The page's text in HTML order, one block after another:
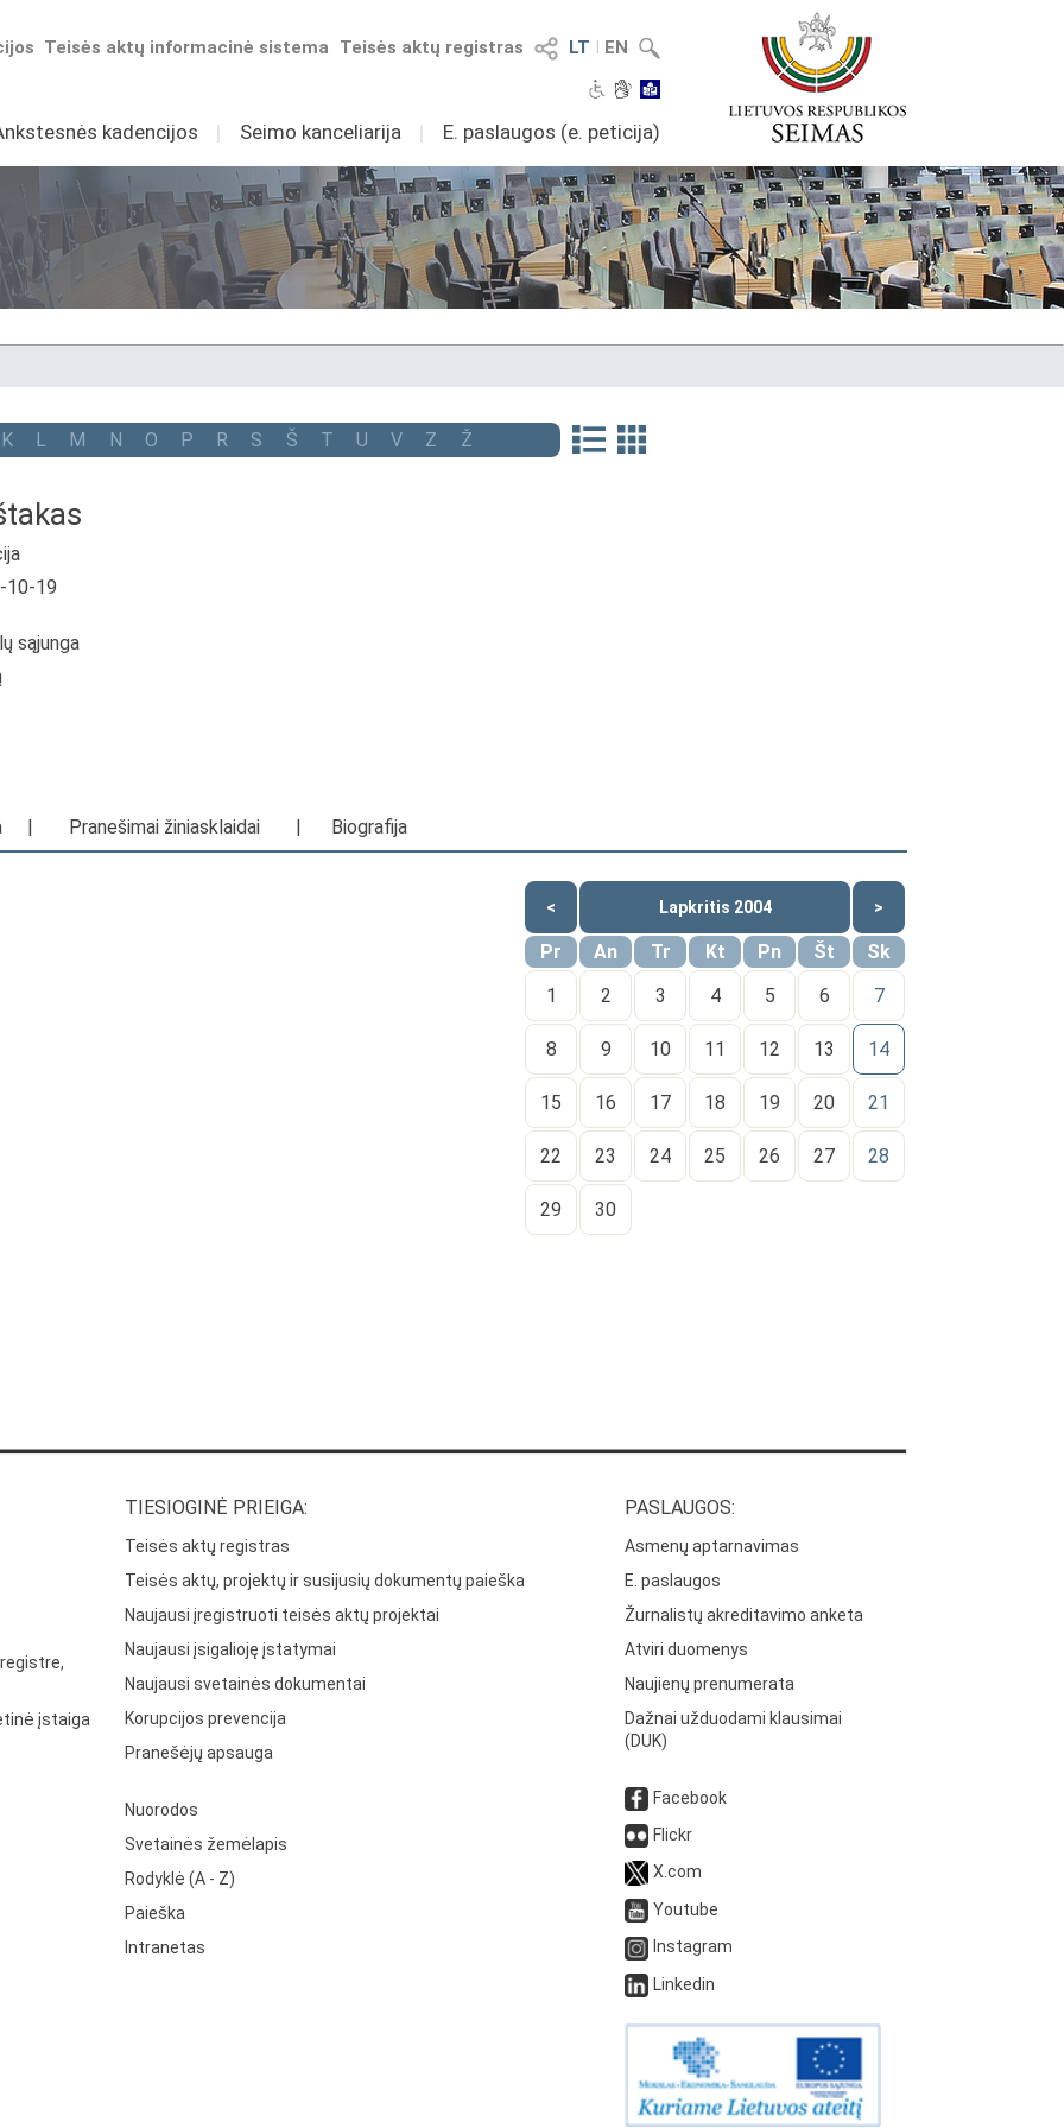
LT I EN
Teisės aktų registras
Teisės aktų informacinė sistema
kadencijos I Seimo kanceliarija I E. paslaugos (e. peticija)
K L M N O P R S Š T U V Z Ž
10-19
sąjunga
Pranešimai žiniasklaidai Biografija
< Lapkritis 2004 >
Pr An Tr Kt Pn Št
Sk
1
2 3 4 5 6 7
8 9 10 11 12 13 14
15 16 17 18 19 20 21
22 23 24 25 26 27 28
29 30
įstaiga
TIESIOGINĖ PRIEIGA:
Teisės aktų registras
Teisės aktų, projektų ir susijusių dokumentų paieška
Naujausi įregistruoti teisės aktų projektai
Naujausi įsigalioję įstatymai
Naujausi svetainės dokumentai
Korupcijos prevencija
Pranešėjų apsauga
Nuorodos
Svetainės žemėlapis
Rodyklė (A - Z)
Paieška
Intranetas
PASLAUGOS:
Asmenų aptarnavimas
E. paslaugos
Žurnalistų akreditavimo anketa
Atviri duomenys
Naujienų prenumerata
Dažnai užduodami klausimai
(DUK)
Facebook
Flickr
X.com
Youtube
Instagram
Linkedin